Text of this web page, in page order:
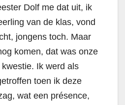
Dolf me dat uit, ik
van de klas, vond
jongens toch. Maar
komen, dat was onze
Ik werd als
toen ik deze
wat een présence,